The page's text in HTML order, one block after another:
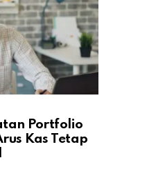
Portfolio
Kas Tetap